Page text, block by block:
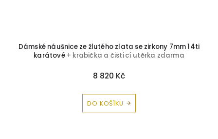
Dámské náušnice ze žlutého zlata se zirkony 7mm 14ti
karátové + krabička a čistící utěrka zdarma
8 820 Kč
DO KOŠÍKU